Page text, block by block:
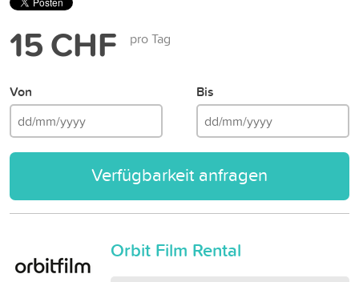
15 CHF pro Tag
Von Bis
Verfügbarkeit anfragen
Orbit Film Rental